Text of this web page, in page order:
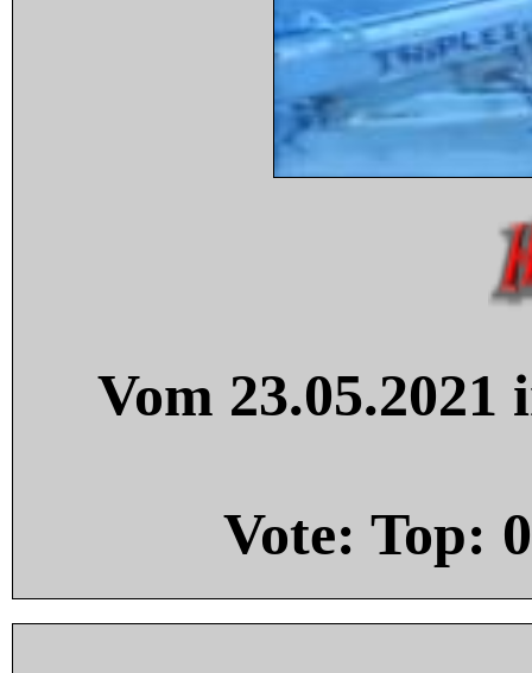
Vom
Vote: Top: 0